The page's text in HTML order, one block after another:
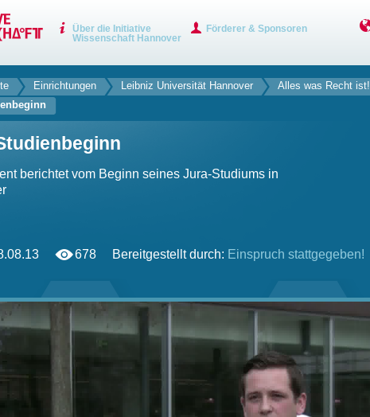
Über die Initiative
Wissenschaft Hannover
Förderer & Sponsoren
Einrichtungen Leibniz Universität Hannover Alles was Recht ist!
berichtet vom Beginn seines Jura-Studiums in
678 Bereitgestellt durch: Einspruch stattgegeben!